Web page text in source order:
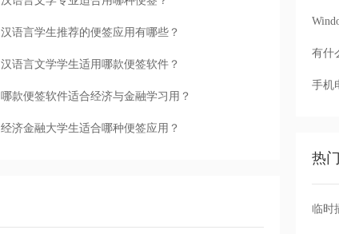
汉语言学生推荐的便签应用有哪些？
汉语言文学学生适用哪款便签软件？
哪款便签软件适合经济与金融学习用？
经济金融大学生适合哪种便签应用？
有什
手机
热